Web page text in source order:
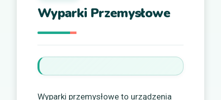
Wyparki Przemysłowe
Wyparki przemysłowe to urządzenia